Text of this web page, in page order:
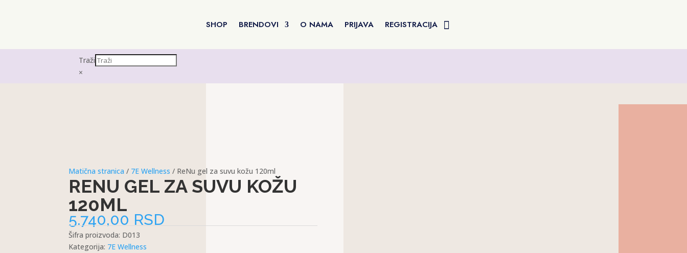
SHOP BRENDOVI O NAMA PRIJAVA REGISTRACIJA
Traži
×
Matična stranica / 7E Wellness / ReNu gel za suvu kožu 120ml
RENU GEL ZA SUVU KOŽU
120ML
5.740,00 RSD
Šifra proizvoda: D013
Kategorija: 7E Wellness